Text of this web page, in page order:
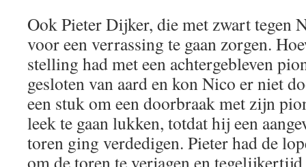
Ook Pieter Dijker, die met zwart tegen
voor een verrassing te gaan zorgen.
stelling had met een achtergebleven
gesloten van aard en kon Nico er niet
een stuk om een doorbraak met zijn
leek te gaan lukken, totdat hij een
toren ging verdedigen. Pieter had de
om de toren te verjagen en